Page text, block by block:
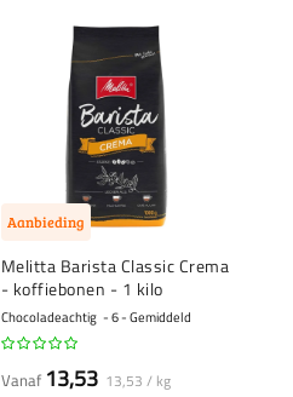
Aanbieding
Melitta Barista Classic Crema
- koffiebonen - 1 kilo
Chocoladeachtig 6 - Gemiddeld
Vanaf 13,53 13,53 / kg